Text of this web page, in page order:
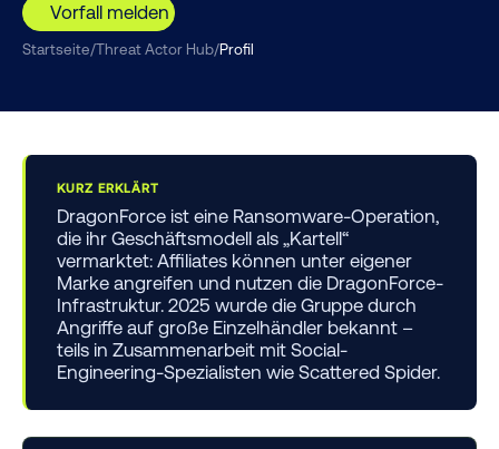
Startseite/Threat Actor Hub/Profil
Vorfall melden
KURZ ERKLÄRT
DragonForce ist eine Ransomware-Operation,
die ihr Geschäftsmodell als „Kartell“
vermarktet: Affiliates können unter eigener
Marke angreifen und nutzen die DragonForce-
Infrastruktur. 2025 wurde die Gruppe durch
Angriffe auf große Einzelhändler bekannt –
teils in Zusammenarbeit mit Social-
Engineering-Spezialisten wie Scattered Spider.